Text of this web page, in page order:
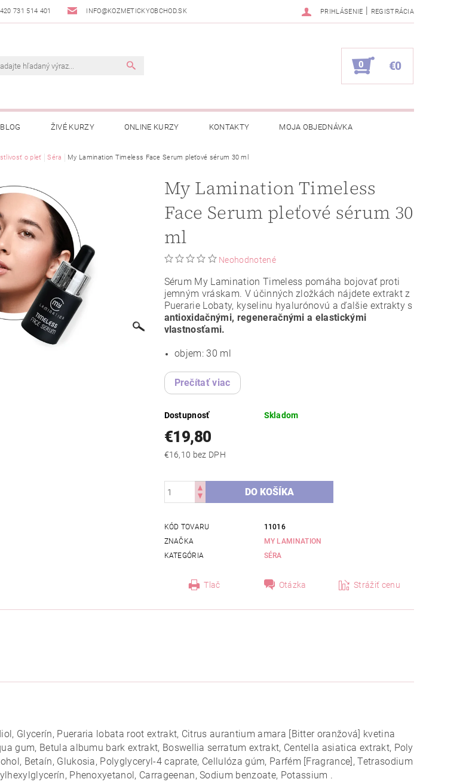
731 514 401 INFO@KOZMETICKYOBCHOD.SK PRIHLÁSENIE | REGISTRÁCIA
0 €0
BLOG ŽIVÉ KURZY ONLINE KURZY KONTAKTY MOJA OBJEDNÁVKA
o pleť Séra My Lamination Timeless Face Serum pleťové sérum 30 ml
My Lamination Timeless
Face Serum pleťové sérum 30
ml
Neohodnotené
Sérum My Lamination Timeless pomáha bojovať proti
jemným vráskam. V účinných zložkách nájdete extrakt z
Puerarie Lobaty, kyselinu hyalurónovú a ďalšie extrakty s
antioxidačnými, regeneračnými a elastickými
vlastnosťami.
objem: 30 ml
Prečítať viac
Dostupnosť Skladom
€19,80
€16,10 bez DPH
KÓD TOVARU
11016
ZNAČKA
MY LAMINATION
KATEGÓRIA
SÉRA
Tlač Otázka Strážiť cenu
Glycerín, Pueraria lobata root extrakt, Citrus aurantium amara [Bitter oranžová] kvetina
gum, Betula albumu bark extrakt, Boswellia serratum extrakt, Centella asiatica extrakt, Poly
Betaín, Glukosia, Polyglyceryl-4 caprate, Cellulóza gúm, Parfém [Fragrance], Tetrasodium
Phenoxyetanol, Carrageenan, Sodium benzoate, Potassium .